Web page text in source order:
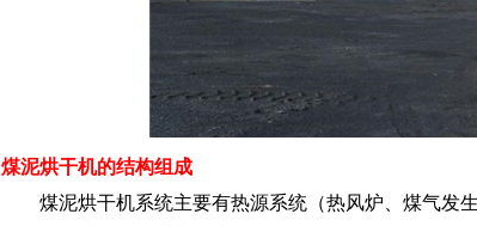
煤泥烘干机的结构组成
煤泥烘干机系统主要有热源系统（热风炉、煤气发生